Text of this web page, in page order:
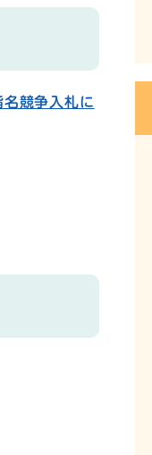
競争入札に